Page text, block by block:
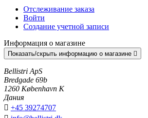
Отслеживание заказа
Войти
Создание учетной записи
Информация о магазине
Показать/скрыть информацию о магазине 
Bellistri ApS
Bredgade 69b
1260 København K
Дания
 +45 39274707